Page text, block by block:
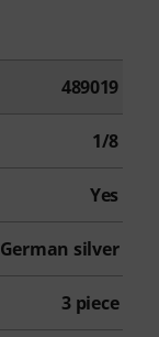
489019
1/8
Yes
German silver
3 piece